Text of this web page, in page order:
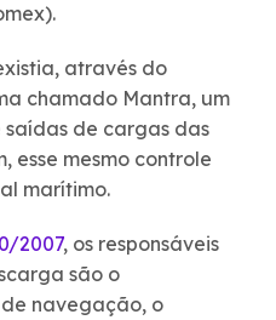
através do
chamado Mantra, um
de cargas das
esse mesmo controle
marítimo.
2007, os responsáveis
são o
navegação, o